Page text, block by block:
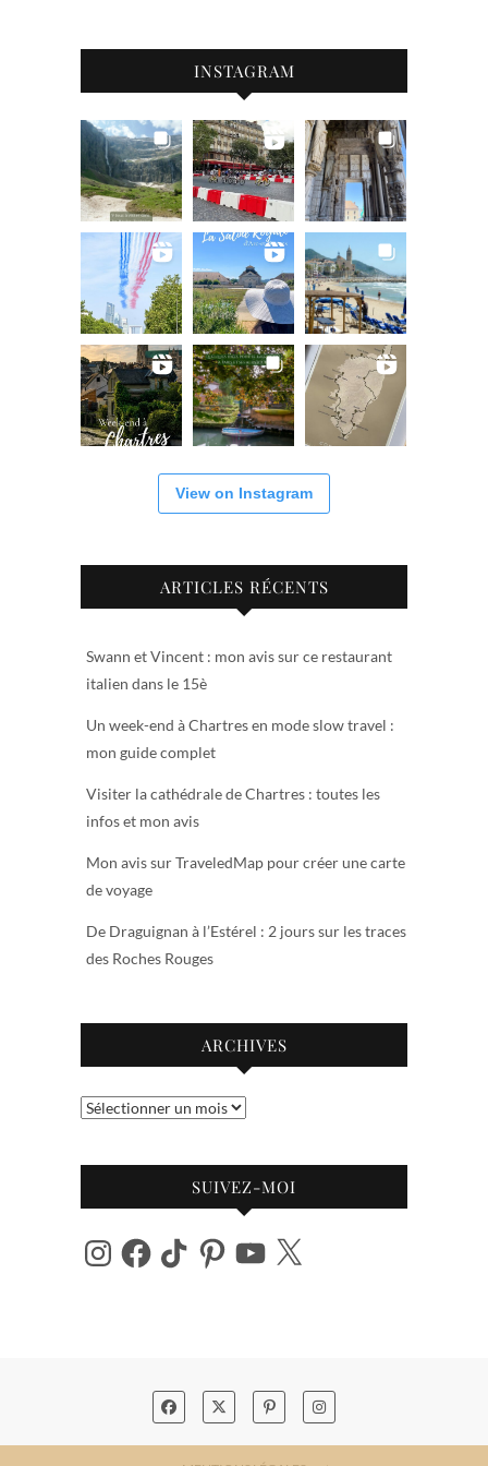
INSTAGRAM
View on Instagram
ARTICLES RÉCENTS
Swann et Vincent : mon avis sur ce restaurant
italien dans le 15è
Un week-end à Chartres en mode slow travel :
mon guide complet
Visiter la cathédrale de Chartres : toutes les
infos et mon avis
Mon avis sur TraveledMap pour créer une carte
de voyage
De Draguignan à l’Estérel : 2 jours sur les traces
des Roches Rouges
ARCHIVES
Archives
SUIVEZ-MOI
InstagramFacebook
TikTok PinterestYouTube
X